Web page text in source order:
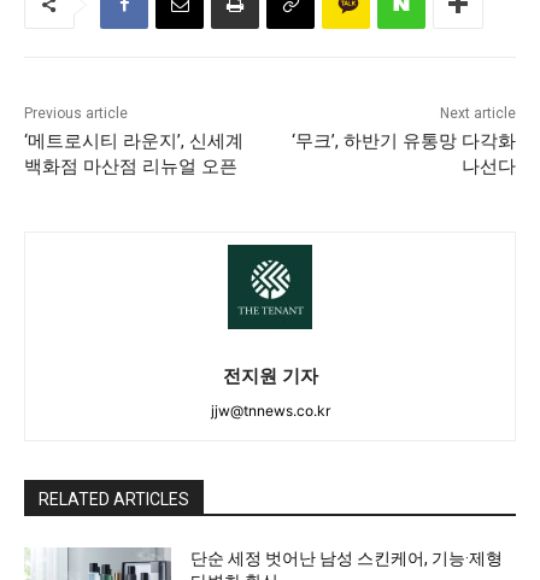
Previous article
‘메트로시티 라운지’, 신세계
백화점 마산점 리뉴얼 오픈
Next article
‘무크’, 하반기 유통망 다각화
나선다
전지원 기자
jjw@tnnews.co.kr
RELATED ARTICLES
단순 세정 벗어난 남성 스킨케어, 기능·제형